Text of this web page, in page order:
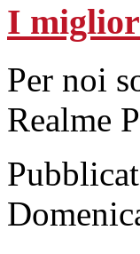
I
Per noi
Realme